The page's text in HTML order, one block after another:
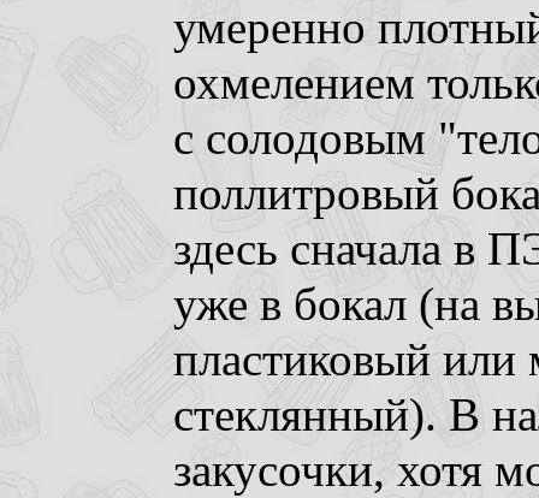
умеренно
охмелением
с солодовым
поллитровый
здесь сначала в
уже в бокал (на
пластиковый или
стеклянный). В
закусочки, хотя